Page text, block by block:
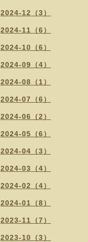
2024-12（3）
2024-11（6）
2024-10（6）
2024-09（4）
2024-08（1）
2024-07（6）
2024-06（2）
2024-05（6）
2024-04（3）
2024-03（4）
2024-02（4）
2024-01（8）
2023-11（7）
2023-10（3）